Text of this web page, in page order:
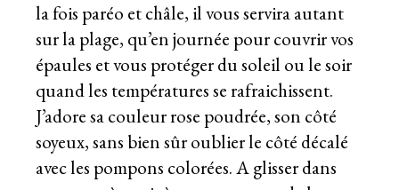
la fois paréo et châle, il vous servira autant
sur la plage, qu’en journée pour couvrir vos
épaules et vous protéger du soleil ou le soir
quand les températures se rafraichissent.
J’adore sa couleur rose poudrée, son côté
soyeux, sans bien sûr oublier le côté décalé
avec les pompons colorées. A glisser dans